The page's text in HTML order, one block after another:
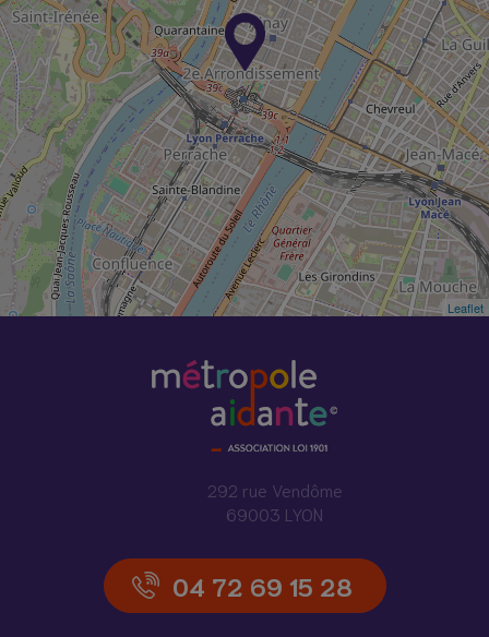
Leaflet
292 rue Vendôme
69003 LYON
04 72 69 15 28